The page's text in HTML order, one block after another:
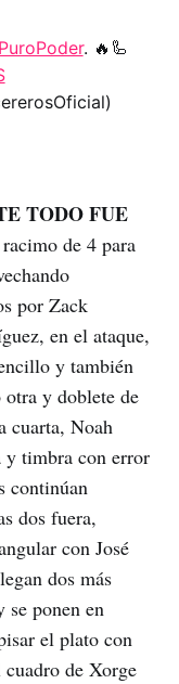
. 🔥🦾
TODO FUE
de 4 para
por Zack
en el ataque,
y también
y doblete de
cuarta, Noah
y timbra con error
continúan
dos fuera,
con José
dos más
ponen en
el plato con
de Xorge